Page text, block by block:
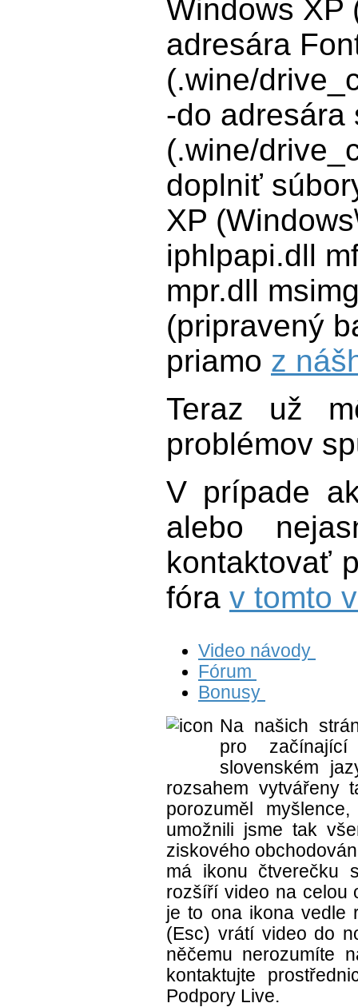
Windows XP
adresára
(.wine/
-do adresára
(.wine/
doplniť
XP
iphlpapi.dll
mpr.dll
(pripravený
priamo z
Teraz už
problémov
V prípade
alebo
kontaktovať
fóra v tomto
Video návody
Fórum
Bonusy
Na našich
pro
slovenském
rozsahem vytvářeny
porozuměl
umožnili jsme tak
ziskového
má ikonu čtverečku
rozšíří video na celou
je to ona ikona vedle
(Esc) vrátí video do
něčemu nerozumíte
kontaktujte
Podpory Live.